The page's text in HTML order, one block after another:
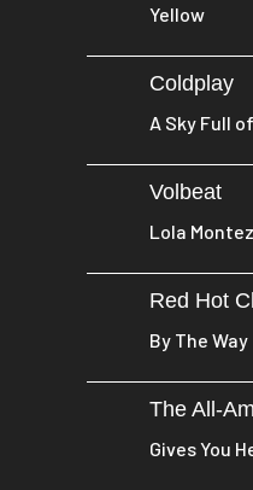
Yellow
Coldplay
A Sky Full
Volbeat
Lola Montez
Red Hot
By The Way
The All-
Gives You